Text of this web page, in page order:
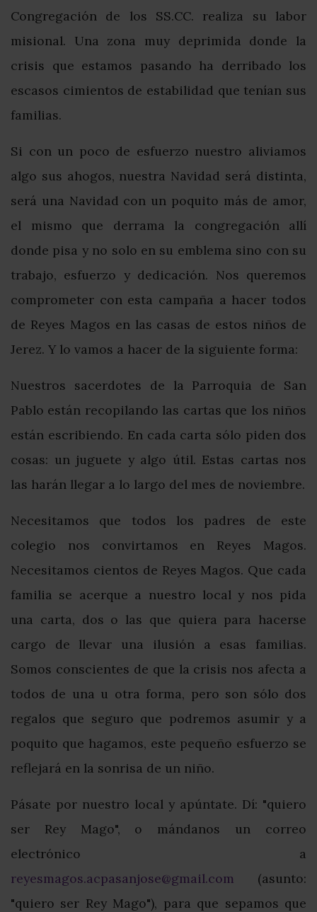
Congregación de los SS.CC. realiza su labor
misional. Una zona muy deprimida donde la
crisis que estamos pasando ha derribado los
escasos cimientos de estabilidad que tenían sus
familias.
Si con un poco de esfuerzo nuestro aliviamos
algo sus ahogos, nuestra Navidad será distinta,
será una Navidad con un poquito más de amor,
el mismo que derrama la congregación allí
donde pisa y no solo en su emblema sino con su
trabajo, esfuerzo y dedicación. Nos queremos
comprometer con esta campaña a hacer todos
de Reyes Magos en las casas de estos niños de
Jerez. Y lo vamos a hacer de la siguiente forma:
Nuestros sacerdotes de la Parroquia de San
Pablo están recopilando las cartas que los niños
están escribiendo. En cada carta sólo piden dos
cosas: un juguete y algo útil. Estas cartas nos
las harán llegar a lo largo del mes de noviembre.
Necesitamos que todos los padres de este
colegio nos convirtamos en Reyes Magos.
Necesitamos cientos de Reyes Magos. Que cada
familia se acerque a nuestro local y nos pida
una carta, dos o las que quiera para hacerse
cargo de llevar una ilusión a esas familias.
Somos conscientes de que la crisis nos afecta a
todos de una u otra forma, pero son sólo dos
regalos que seguro que podremos asumir y a
poquito que hagamos, este pequeño esfuerzo se
reflejará en la sonrisa de un niño.
Pásate por nuestro local y apúntate. Dí: "quiero
ser Rey Mago", o mándanos un correo
electrónico a
reyesmagos.acpasanjose@gmail.com (asunto:
"quiero ser Rey Mago"), para que sepamos que